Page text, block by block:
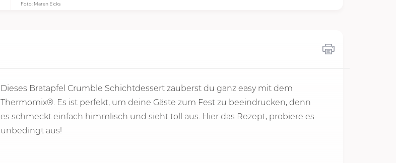
Foto: Maren Eicks
Dieses Bratapfel Crumble Schichtdessert zauberst du ganz easy mit dem
Thermomix®. Es ist perfekt, um deine Gäste zum Fest zu beeindrucken, denn
es schmeckt einfach himmlisch und sieht toll aus. Hier das Rezept, probiere es
unbedingt aus!